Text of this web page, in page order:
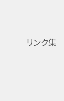
リンク集